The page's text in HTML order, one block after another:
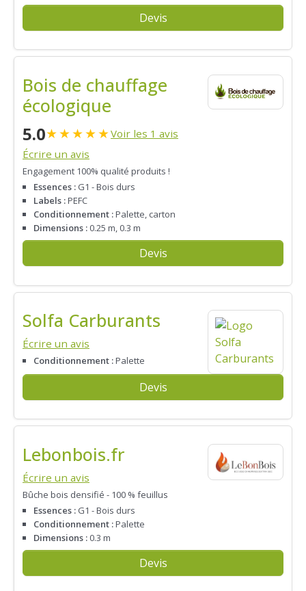
Devis
Bois de chauffage
écologique
5.0★★★★★Voir les 1 avis
Écrire un avis
Engagement 100% qualité produits !
Essences : G1 - Bois durs
Labels :PEFC
Conditionnement :Palette, carton
Dimensions : 0.25 m, 0.3 m
Devis
Solfa Carburants
Écrire un avis
Conditionnement :Palette
Devis
Lebonbois.fr
Écrire un avis
Bûche bois densifié - 100 % feuillus
Essences : G1 - Bois durs
Conditionnement :Palette
Dimensions : 0.3 m
Devis